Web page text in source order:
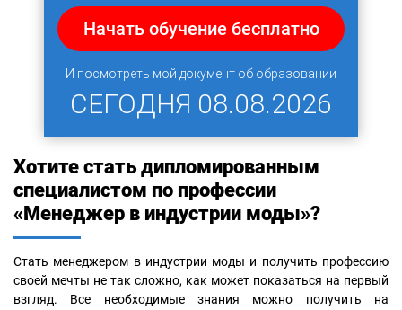
Начать обучение бесплатно
И посмотреть мой документ об образовании
СЕГОДНЯ 08.08.2026
Хотите стать дипломированным
специалистом по профессии
«Менеджер в индустрии моды»?
Стать менеджером в индустрии моды и получить профессию
своей мечты не так сложно, как может показаться на первый
взгляд. Все необходимые знания можно получить на